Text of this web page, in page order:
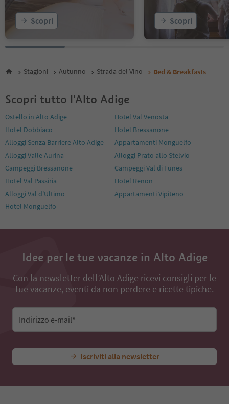
Scopri Scopri
Stagioni Autunno Strada del Vino Bed & Breakfasts
Scopri tutto l'Alto Adige
Ostello in Alto Adige
Hotel Val Venosta
Hotel Dobbiaco
Hotel Bressanone
Alloggi Senza Barriere Alto Adige
Appartamenti Monguelfo
Alloggi Valle Aurina
Alloggi Prato allo Stelvio
Campeggi Bressanone
Campeggi Val di Funes
Hotel Val Passiria
Hotel Renon
Alloggi Val d'Ultimo
Appartamenti Vipiteno
Hotel Monguelfo
Idee per le tue vacanze in Alto Adige
Con la newsletter dell’Alto Adige ricevi consigli per le
tue vacanze, eventi da non perdere e ricette tipiche.
Indirizzo e-mail*
Iscriviti alla newsletter